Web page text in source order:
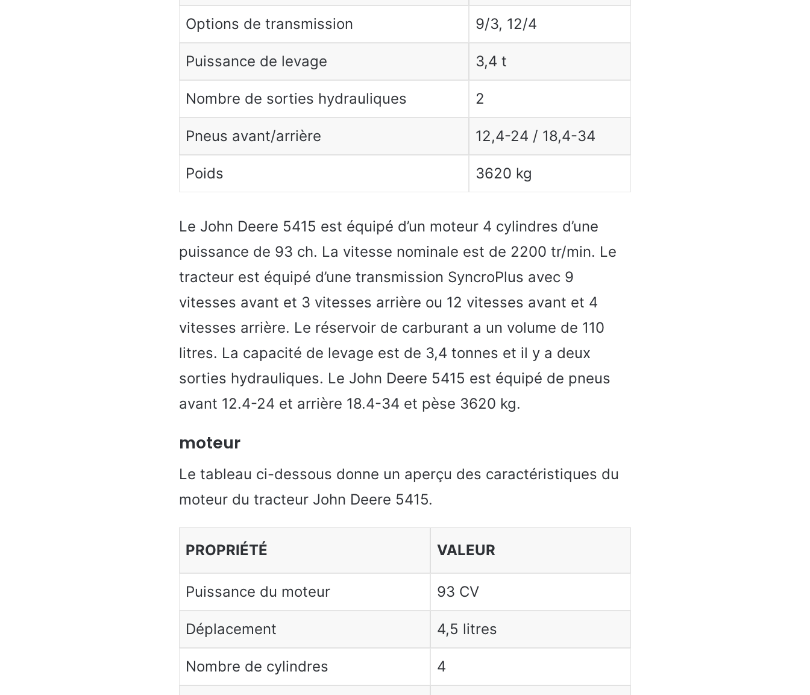
Options de transmission 9/3, 12/4
Puissance de levage 3,4 t
Nombre de sorties hydrauliques 2
Pneus avant/arrière 12,4-24 / 18,4-34
Poids 3620 kg
Le John Deere 5415 est équipé d’un moteur 4 cylindres d’une
puissance de 93 ch. La vitesse nominale est de 2200 tr/min. Le
tracteur est équipé d’une transmission SyncroPlus avec 9
vitesses avant et 3 vitesses arrière ou 12 vitesses avant et 4
vitesses arrière. Le réservoir de carburant a un volume de 110
litres. La capacité de levage est de 3,4 tonnes et il y a deux
sorties hydrauliques. Le John Deere 5415 est équipé de pneus
avant 12.4-24 et arrière 18.4-34 et pèse 3620 kg.
moteur
Le tableau ci-dessous donne un aperçu des caractéristiques du
moteur du tracteur John Deere 5415.
PROPRIÉTÉ VALEUR
Puissance du moteur 93 CV
Déplacement 4,5 litres
Nombre de cylindres 4